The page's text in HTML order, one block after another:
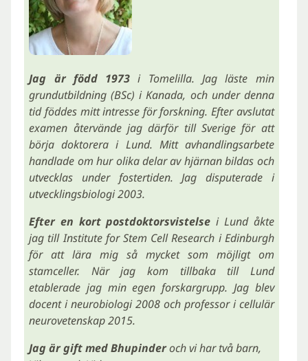
Jag är född 1973 i Tomelilla. Jag läste min
grundutbildning (BSc) i Kanada, och under denna
tid föddes mitt intresse för forskning. Efter avslutat
examen återvände jag därför till Sverige för att
börja doktorera i Lund. Mitt avhandlingsarbete
handlade om hur olika delar av hjärnan bildas och
utvecklas under fostertiden. Jag disputerade i
utvecklingsbiologi 2003.
Efter en kort postdoktorsvistelse i Lund åkte
jag till Institute for Stem Cell Research i Edinburgh
för att lära mig så mycket som möjligt om
stamceller. När jag kom tillbaka till Lund
etablerade jag min egen forskargrupp. Jag blev
docent i neurobiologi 2008 och professor i cellulär
neurovetenskap 2015.
Jag är gift med Bhupinderoch vi har två barn,